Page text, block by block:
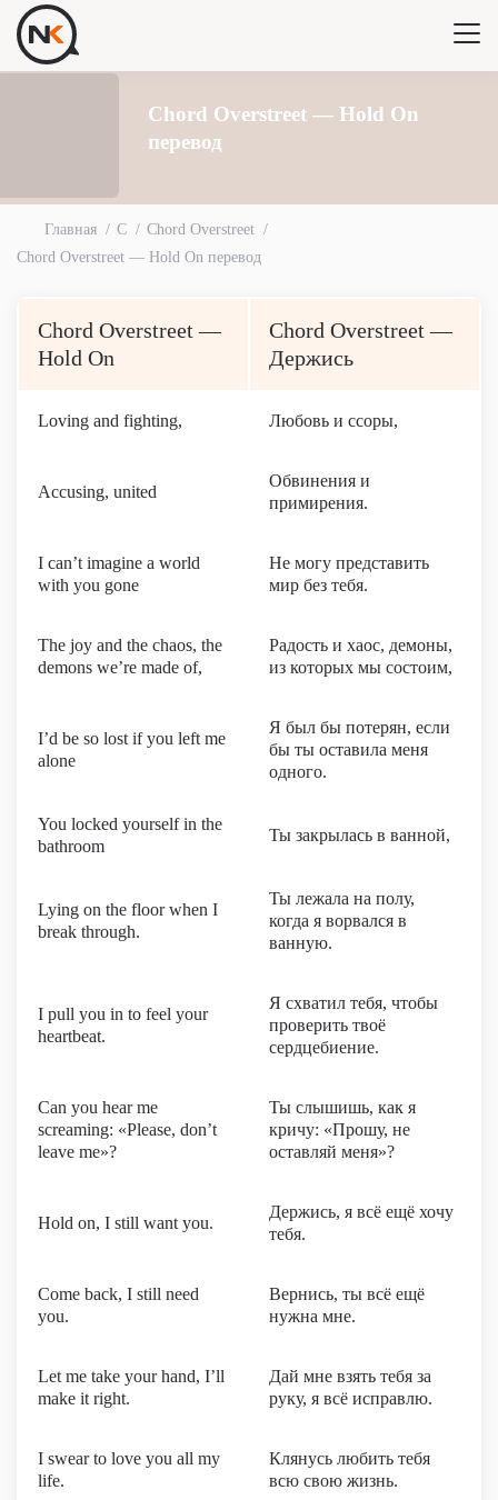
Chord Overstreet — Hold On
перевод
Главная C
Chord Overstreet
Chord Overstreet — Hold On перевод
Chord Overstreet —
Hold On
Chord Overstreet —
Держись
Loving and fighting, Любовь и ссоры,
Accusing, united
Обвинения и
примирения.
I can’t imagine a world
with you gone
Не могу представить
мир без тебя.
The joy and the chaos, the
demons we’re made of,
Радость и хаос, демоны,
из которых мы состоим,
I’d be so lost if you left me
alone
Я был бы потерян, если
бы ты оставила меня
одного.
You locked yourself in the
bathroom
Ты закрылась в ванной,
Lying on the floor when I
break through.
Ты лежала на полу,
когда я ворвался в
ванную.
I pull you in to feel your
heartbeat.
Я схватил тебя, чтобы
проверить твоё
сердцебиение.
Can you hear me
screaming: «Please, don’t
leave me»?
Ты слышишь, как я
кричу: «Прошу, не
оставляй меня»?
Hold on, I still want you.
Держись, я всё ещё хочу
тебя.
Come back, I still need
you.
Вернись, ты всё ещё
нужна мне.
Let me take your hand, I’ll
make it right.
Дай мне взять тебя за
руку, я всё исправлю.
I swear to love you all my
life.
Клянусь любить тебя
всю свою жизнь.